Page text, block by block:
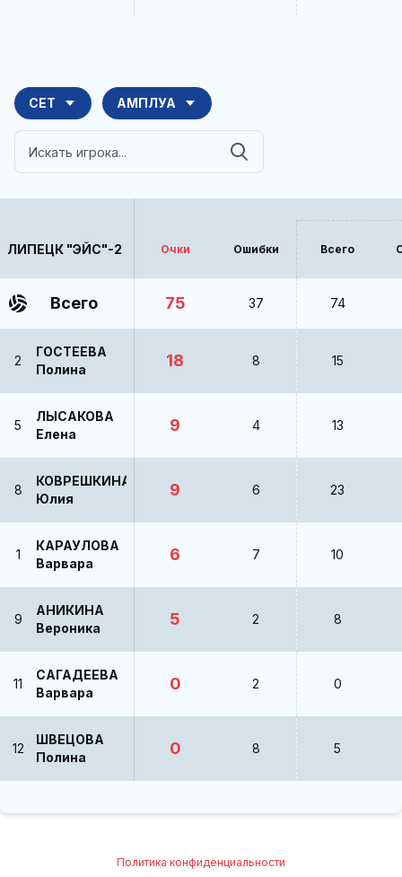
СЕТ АМПЛУА
ЛИПЕЦК "ЭЙС"-2 Очки Ошибки Всего
Всего 75 37 74
2
ГОСТЕЕВА
Полина
18 8 15
5
ЛЫСАКОВА
Елена
9 4 13
8
КОВРЕШКИНА
Юлия
9 6 23
1
КАРАУЛОВА
Варвара
6 7 10
9
АНИКИНА
Вероника
5 2 8
11
САГАДЕЕВА
Варвара
0 2 0
12
ШВЕЦОВА
Полина
0 8 5
Политика конфиденциальности